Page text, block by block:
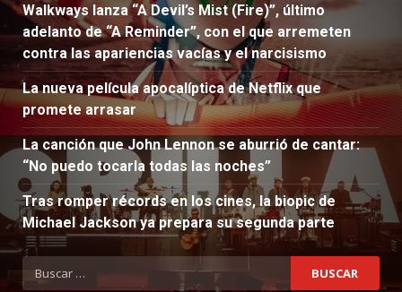
Walkways lanza “A Devil’s Mist (Fire)”, último
adelanto de “A Reminder”, con el que arremeten
contra las apariencias vacías y el narcisismo
La nueva película apocalíptica de Netflix que
promete arrasar
La canción que John Lennon se aburrió de cantar:
“No puedo tocarla todas las noches”
Tras romper récords en los cines, la biopic de
Michael Jackson ya prepara su segunda parte
Buscar: